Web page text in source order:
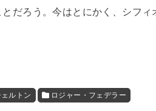
だろう。今はとにかく、シフィ
ルトン ロジャー・フェデラー